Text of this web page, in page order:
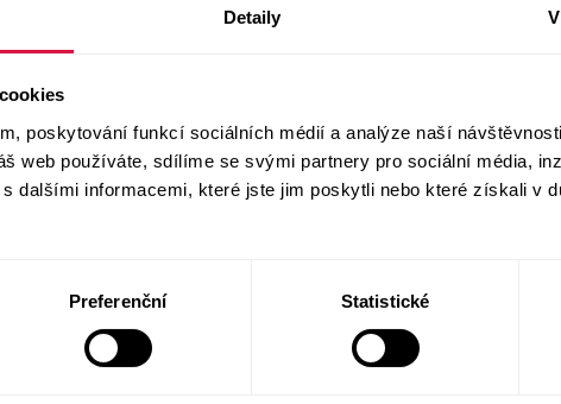
Detaily
poskytování funkcí sociálních médií a analýze naší
web používáte, sdílíme se svými partnery pro sociální média,
dalšími informacemi, které jste jim poskytli nebo které získali v
Preferenční Statistické